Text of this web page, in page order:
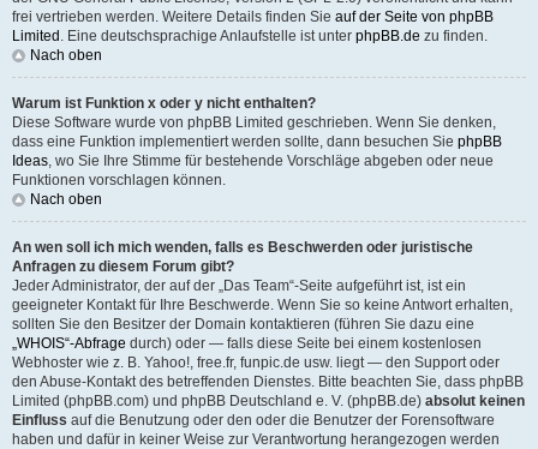
frei vertrieben werden. Weitere Details finden Sie auf der Seite von phpBB
Limited . Eine deutschsprachige Anlaufstelle ist unter phpBB.de zu finden.
Nach oben
Warum ist Funktion x oder y nicht enthalten?
Diese Software wurde von phpBB Limited geschrieben. Wenn Sie denken,
dass eine Funktion implementiert werden sollte, dann besuchen Sie phpBB
Ideas, wo Sie Ihre Stimme für bestehende Vorschläge abgeben oder neue
Funktionen vorschlagen können.
Nach oben
An wen soll ich mich wenden, falls es Beschwerden oder juristische
Anfragen zu diesem Forum gibt?
Jeder Administrator, der auf der „Das Team“-Seite aufgeführt ist, ist ein
geeigneter Kontakt für Ihre Beschwerde. Wenn Sie so keine Antwort erhalten,
sollten Sie den Besitzer der Domain kontaktieren (führen Sie dazu eine
„WHOIS“-Abfrage durch) oder — falls diese Seite bei einem kostenlosen
Webhoster wie z. B. Yahoo!, free.fr, funpic.de usw. liegt — den Support oder
den Abuse-Kontakt des betreffenden Dienstes. Bitte beachten Sie, dass phpBB
Limited (phpBB.com) und phpBB Deutschland e. V. (phpBB.de) absolut keinen
Einfluss auf die Benutzung oder den oder die Benutzer der Forensoftware
haben und dafür in keiner Weise zur Verantwortung herangezogen werden